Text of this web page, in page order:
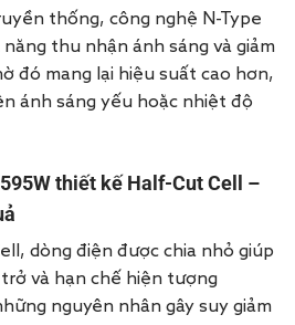
thống, công nghệ N-Type
năng thu nhận ánh sáng và giảm
đó mang lại hiệu suất cao hơn,
ánh sáng yếu hoặc nhiệt độ
thiết kế Half-Cut Cell –
dòng điện được chia nhỏ giúp
và hạn chế hiện tượng
nguyên nhân gây suy giảm